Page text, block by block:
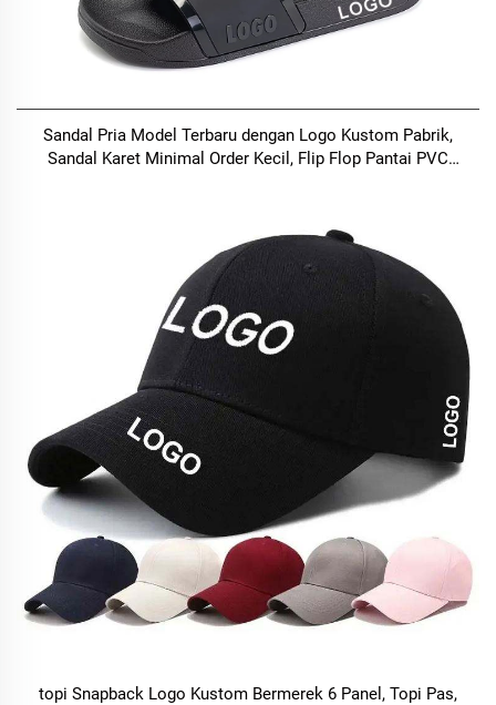
Sandal Pria Model Terbaru dengan Logo Kustom Pabrik,
Sandal Karet Minimal Order Kecil, Flip Flop Pantai PVC
topi Snapback Logo Kustom Bermerek 6 Panel, Topi Pas,